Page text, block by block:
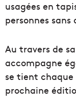
usagées en
personnes
Au travers de
accompagne
se tient
prochaine